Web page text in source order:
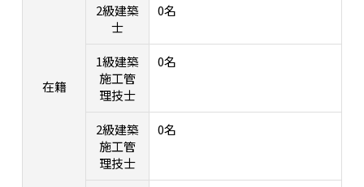
在籍
2級建築
士
0名
1級建築
施工管
理技士
0名
2級建築
施工管
理技士
0名